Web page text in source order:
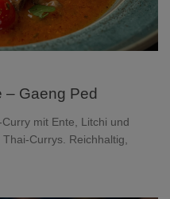
– Gaeng Ped
mit Ente, Litchi und
Currys. Reichhaltig,